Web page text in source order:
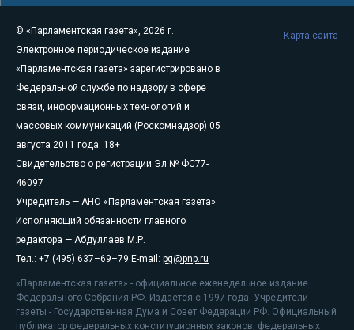
© «Парламентская газета», 2026 г.
Электронное периодическое издание
«Парламентская газета» зарегистрировано в
Федеральной службе по надзору в сфере
связи, информационных технологий и
массовых коммуникаций (Роскомнадзор) 05
августа 2011 года. 18+
Свидетельство о регистрации Эл № ФС77-
46097
Учредитель — АНО «Парламентская газета»
Исполняющий обязанности главного
редактора — Абдуллаев М.Р.
Тел.: +7 (495) 637–69–79 E-mail: pg@pnp.ru
«Парламентская газета» - официальное еженедельное издание
Федерального Собрания РФ. Издается с 1997 года. Учредители
газеты - Государственная Дума и Совет Федерации РФ. Официальный
публикатор федеральных конституционных законов, федеральных
Карта сайта